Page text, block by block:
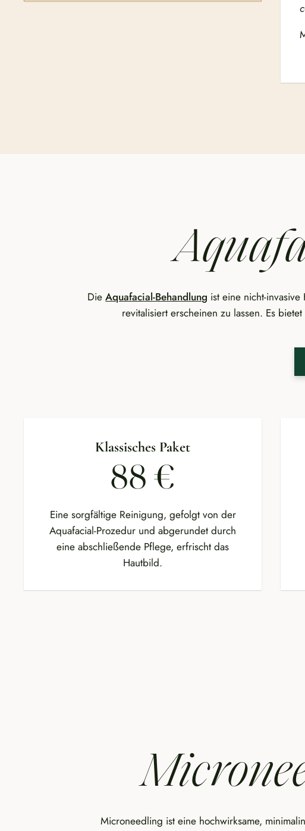
DieAquafacial-Behandlung ist eine nicht-
revitalisiert erscheinen zu lassen. Es
Klassisches Paket
88 €
Eine sorgfältige Reinigung, gefolgt von der
Aquafacial-Prozedur und abgerundet durch
eine abschließende Pflege, erfrischt das
Hautbild.
Microneedling ist eine hochwirksame,